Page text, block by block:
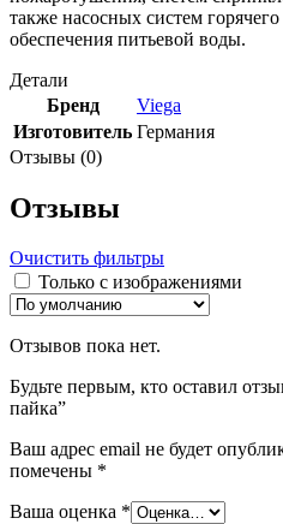
также насосных систем
обеспечения питьевой воды.
Детали
Бренд
Viega
Изготовитель Германия
Отзывы (0)
Отзывы
Очистить фильтры
Только с изображениями
Отзывов пока нет.
Будьте первым, кто оставил
пайка”
Ваш адрес email не будет
помечены *
Ваша оценка *